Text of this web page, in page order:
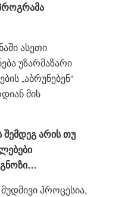
ასეთი
უზარმაზარი
„აბრუნებენ“
მის
შემდეგ არის თუ
პროცესია,